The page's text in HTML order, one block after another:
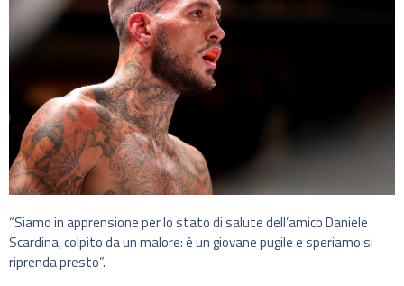
“Siamo in apprensione per lo stato di salute dell’amico Daniele
Scardina, colpito da un malore: è un giovane pugile e speriamo si
riprenda presto”.